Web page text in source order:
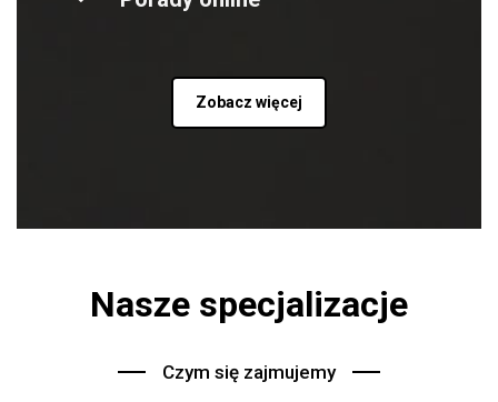
Zobacz więcej
Nasze specjalizacje
Czym się zajmujemy